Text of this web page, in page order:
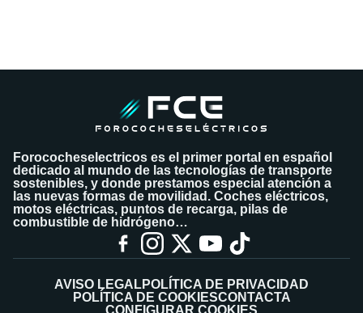
Forococheselectricos es el primer portal en español
dedicado al mundo de las tecnologías de transporte
sostenibles, y donde prestamos especial atención a
las nuevas formas de movilidad. Coches eléctricos,
motos eléctricas, puntos de recarga, pilas de
combustible de hidrógeno…
AVISO LEGALPOLÍTICA DE PRIVACIDAD
POLÍTICA DE COOKIESCONTACTA
CONFIGURAR COOKIES